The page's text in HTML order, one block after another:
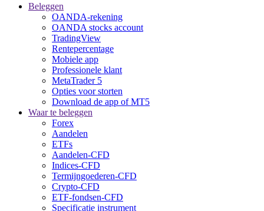
Beleggen
OANDA-rekening
OANDA stocks account
TradingView
Rentepercentage
Mobiele app
Professionele klant
MetaTrader 5
Opties voor storten
Download de app of MT5
Waar te beleggen
Forex
Aandelen
ETFs
Aandelen-CFD
Indices-CFD
Termijngoederen-CFD
Crypto-CFD
ETF-fondsen-CFD
Specificatie instrument